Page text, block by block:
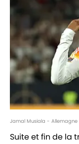
Jamal Musiala -
Suite et fin de la